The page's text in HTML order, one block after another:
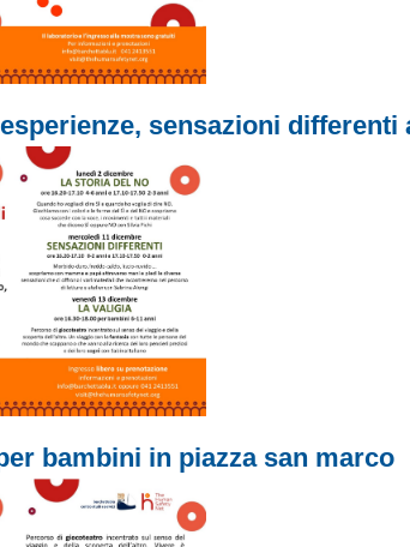
sensazioni differenti
bambini in piazza san marco